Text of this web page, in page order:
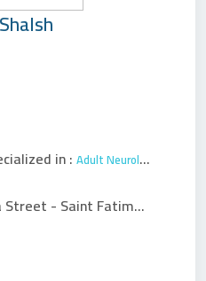
in : Adult Neurology
- Saint Fatima Square